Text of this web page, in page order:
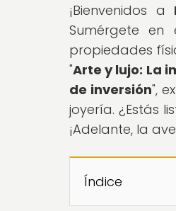
¡Bienvenidos a
Sumérgete
propiedades
"Arte y lujo: La
de inversión",
joyería. ¿Estás
¡Adelante, la
Índice